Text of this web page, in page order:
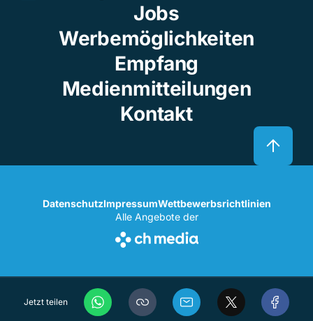
Jetzt teilen
Jobs
Werbemöglichkeiten
Empfang
Medienmitteilungen
Kontakt
DatenschutzImpressumWettbewerbsrichtlinien
Alle Angebote der